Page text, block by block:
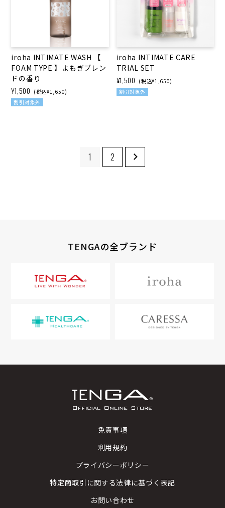
iroha INTIMATE WASH 【
FOAM TYPE 】よもぎブレン
ドの香り
¥1,500 (税込¥1,650)
割引対象外
iroha INTIMATE CARE
TRIAL SET
¥1,500 (税込¥1,650)
割引対象外
1 2
TENGAの全ブランド
免責事項
利用規約
プライバシーポリシー
特定商取引に関する法律に基づく表記
お問い合わせ